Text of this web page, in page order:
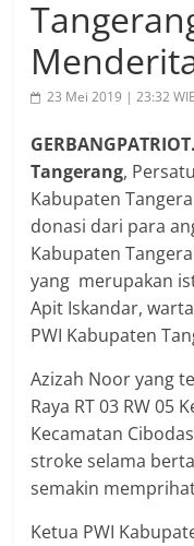
23 Mei 2019 | 23:32
Tangerang,
Kabupaten
donasi dari para
Kabupaten
yang merupakan
Apit Iskandar,
PWI Kabupaten
Azizah Noor yang
Raya RT 03 RW 05
Kecamatan
stroke selama
semakin
Ketua PWI